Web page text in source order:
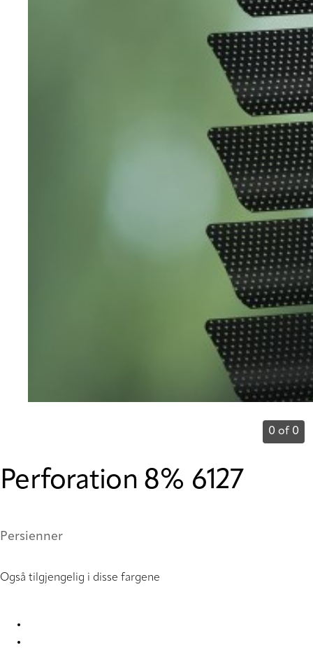
0 of 0
Perforation 8% 6127
Persienner
Også tilgjengelig i disse fargene